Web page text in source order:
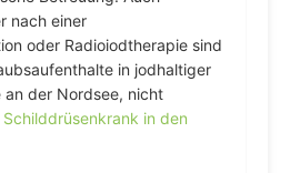
nach einer
oder Radioiodtherapie sind
in jodhaltiger
an der Nordsee, nicht
Schilddrüsenkrank in den